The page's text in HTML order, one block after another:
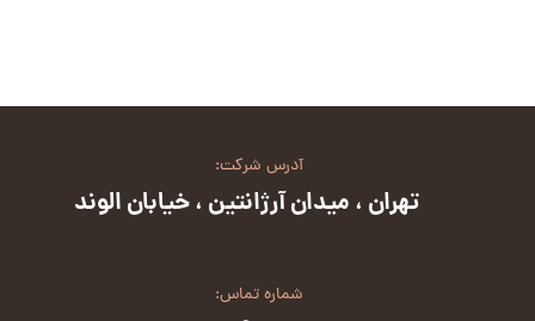
آدرس شرکت:
تهران ، میدان آرژانتین ، خیابان الوند
شماره تماس: